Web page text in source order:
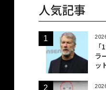
人気記事
ラ
ッ